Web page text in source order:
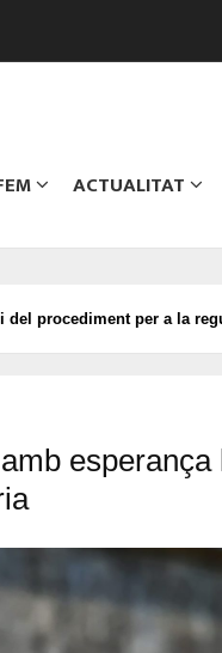
ACTUALITAT
del procediment per a la
esperança